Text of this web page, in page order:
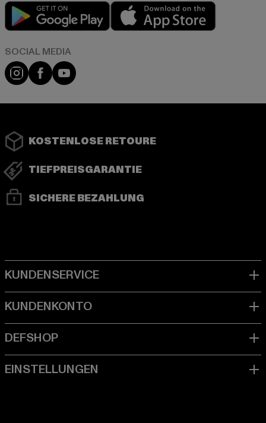
Play market
Instagram
FacebookYouTube
KOSTENLOSE RETOURE
TIEFPREISGARANTIE
SICHERE BEZAHLUNG